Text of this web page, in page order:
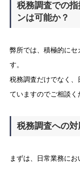
税務調査での
ンは可能か？
弊所では、積極的に
す。
税務調査だけでなく
ていますのでご相談く
税務調査への対
まずは、日常業務に